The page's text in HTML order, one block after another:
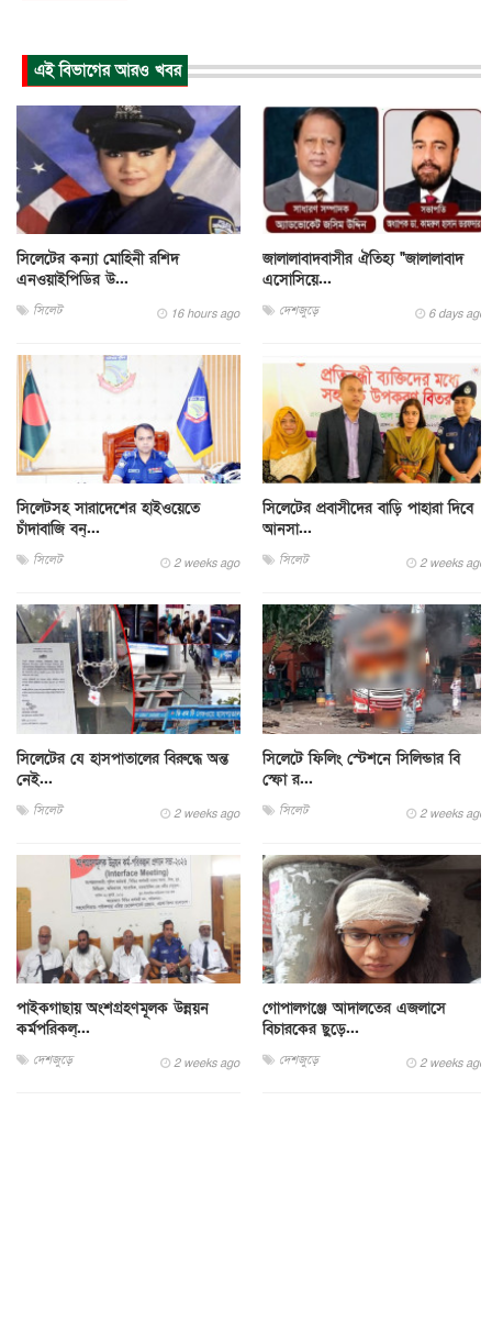
এই বিভাগের আরও খবর
সিলেটের কন্যা মোহিনী রশিদ
এনওয়াইপিডির উ...
সিলেট 16 hours ago
জালালাবাদবাসীর ঐতিহ্য "জালালাবাদ
এসোসিয়ে...
দেশজুড়ে 6 days ago
সিলেটসহ সারাদেশের হাইওয়েতে
চাঁদাবাজি বন্...
সিলেট 2 weeks ago
সিলেটের প্রবাসীদের বাড়ি পাহারা দিবে
আনসা...
সিলেট 2 weeks ago
সিলেটের যে হাসপাতালের বিরুদ্ধে অন্ত
নেই...
সিলেট 2 weeks ago
সিলেটে ফিলিং স্টেশনে সিলিন্ডার বি
স্ফো র...
সিলেট 2 weeks ago
পাইকগাছায় অংশগ্রহণমূলক উন্নয়ন
কর্মপরিকল্...
দেশজুড়ে 2 weeks ago
গোপালগঞ্জে আদালতের এজলাসে
বিচারকের ছুড়ে...
দেশজুড়ে 2 weeks ago